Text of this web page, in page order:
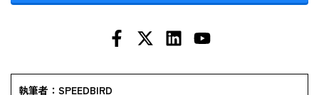
執筆者：SPEEDBIRD